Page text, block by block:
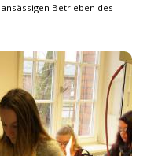
Betrieben des